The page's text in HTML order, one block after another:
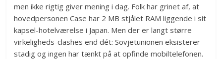
men ikke rigtig giver mening i dag. Folk har grinet af, at
hovedpersonen Case har 2 MB stjålet RAM liggende i sit
kapsel-hotelværelse i Japan. Men der er langt større
virkeligheds-clashes end dét: Sovjetunionen eksisterer
stadig og ingen har tænkt på at opfinde mobiltelefonen.